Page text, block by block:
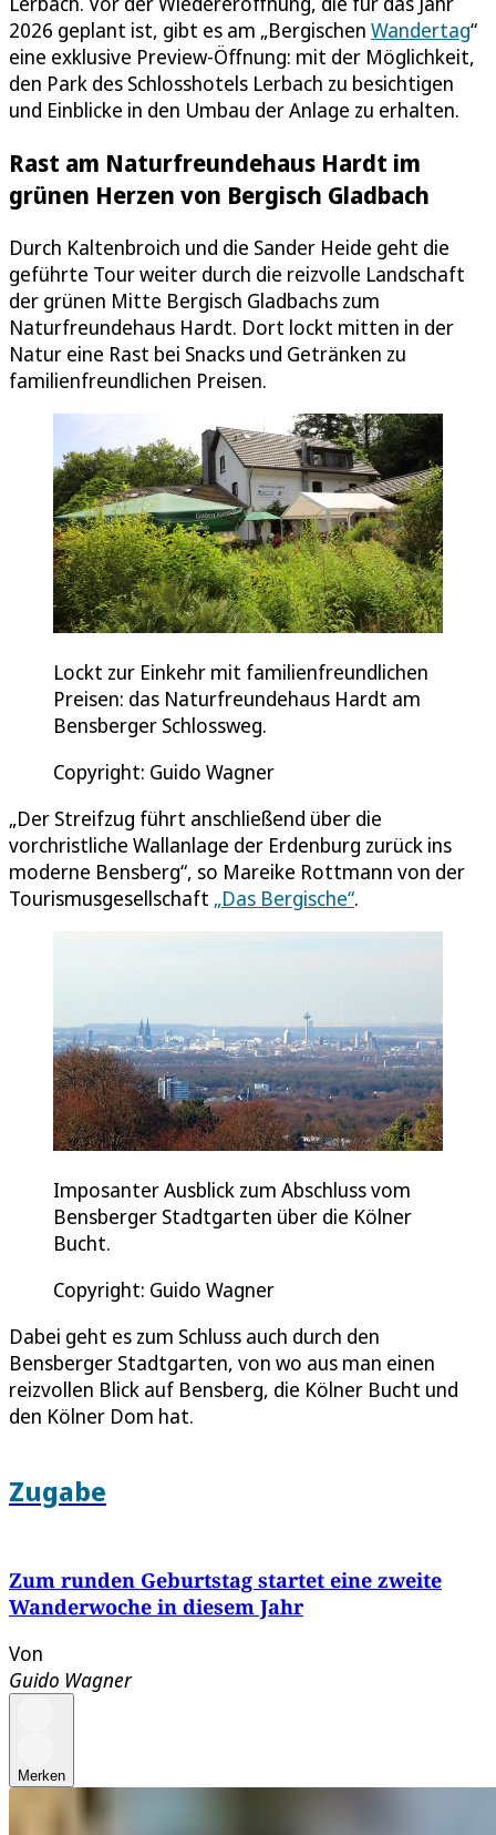
2026 geplant ist, gibt es am „Bergischen Wandertag“
eine exklusive Preview-Öffnung: mit der Möglichkeit,
den Park des Schlosshotels Lerbach zu besichtigen
und Einblicke in den Umbau der Anlage zu erhalten.
Rast am Naturfreundehaus Hardt im
grünen Herzen von Bergisch Gladbach
Durch Kaltenbroich und die Sander Heide geht die
geführte Tour weiter durch die reizvolle Landschaft
der grünen Mitte Bergisch Gladbachs zum
Naturfreundehaus Hardt. Dort lockt mitten in der
Natur eine Rast bei Snacks und Getränken zu
familienfreundlichen Preisen.
Lockt zur Einkehr mit familienfreundlichen
Preisen: das Naturfreundehaus Hardt am
Bensberger Schlossweg.
Copyright: Guido Wagner
„Der Streifzug führt anschließend über die
vorchristliche Wallanlage der Erdenburg zurück ins
moderne Bensberg“, so Mareike Rottmann von der
Tourismusgesellschaft „Das Bergische“.
Imposanter Ausblick zum Abschluss vom
Bensberger Stadtgarten über die Kölner
Bucht.
Copyright: Guido Wagner
Dabei geht es zum Schluss auch durch den
Bensberger Stadtgarten, von wo aus man einen
reizvollen Blick auf Bensberg, die Kölner Bucht und
den Kölner Dom hat.
Zugabe
Zum runden Geburtstag startet eine zweite
Wanderwoche in diesem Jahr
Von
Guido Wagner
Merken